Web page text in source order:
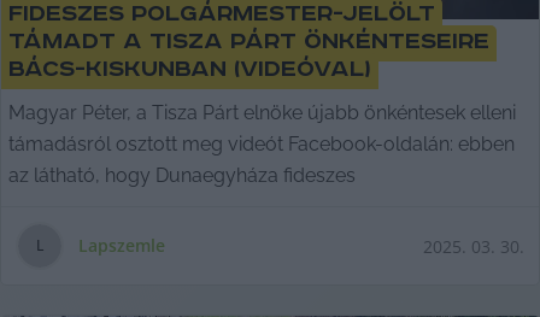
Fideszes polgármester-jelölt
támadt a Tisza Párt önkénteseire
Bács-Kiskunban (videóval)
Magyar Péter, a Tisza Párt elnöke újabb önkéntesek elleni
támadásról osztott meg videót Facebook-oldalán: ebben
az látható, hogy Dunaegyháza fideszes
L Lapszemle 2025. 03. 30.